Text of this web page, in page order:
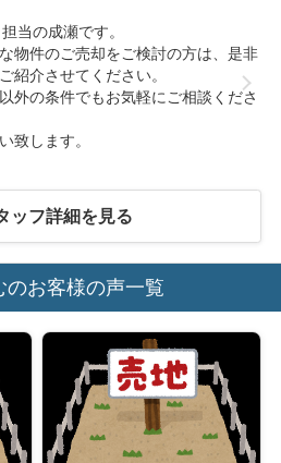
当の成瀬です。
物件のご売却をご検討の方は、是非
紹介させてください。
外の条件でもお気軽にご相談くださ
致します。
ッフ詳細を見る
のお客様の声一覧